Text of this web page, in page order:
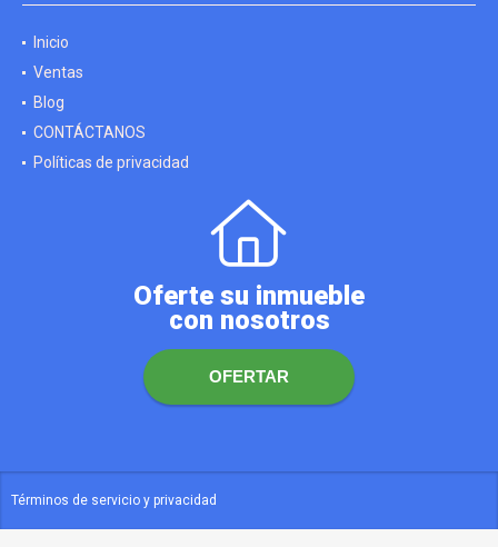
Inicio
Ventas
Blog
CONTÁCTANOS
Políticas de privacidad
Oferte su inmueble
con nosotros
OFERTAR
Términos de servicio y privacidad